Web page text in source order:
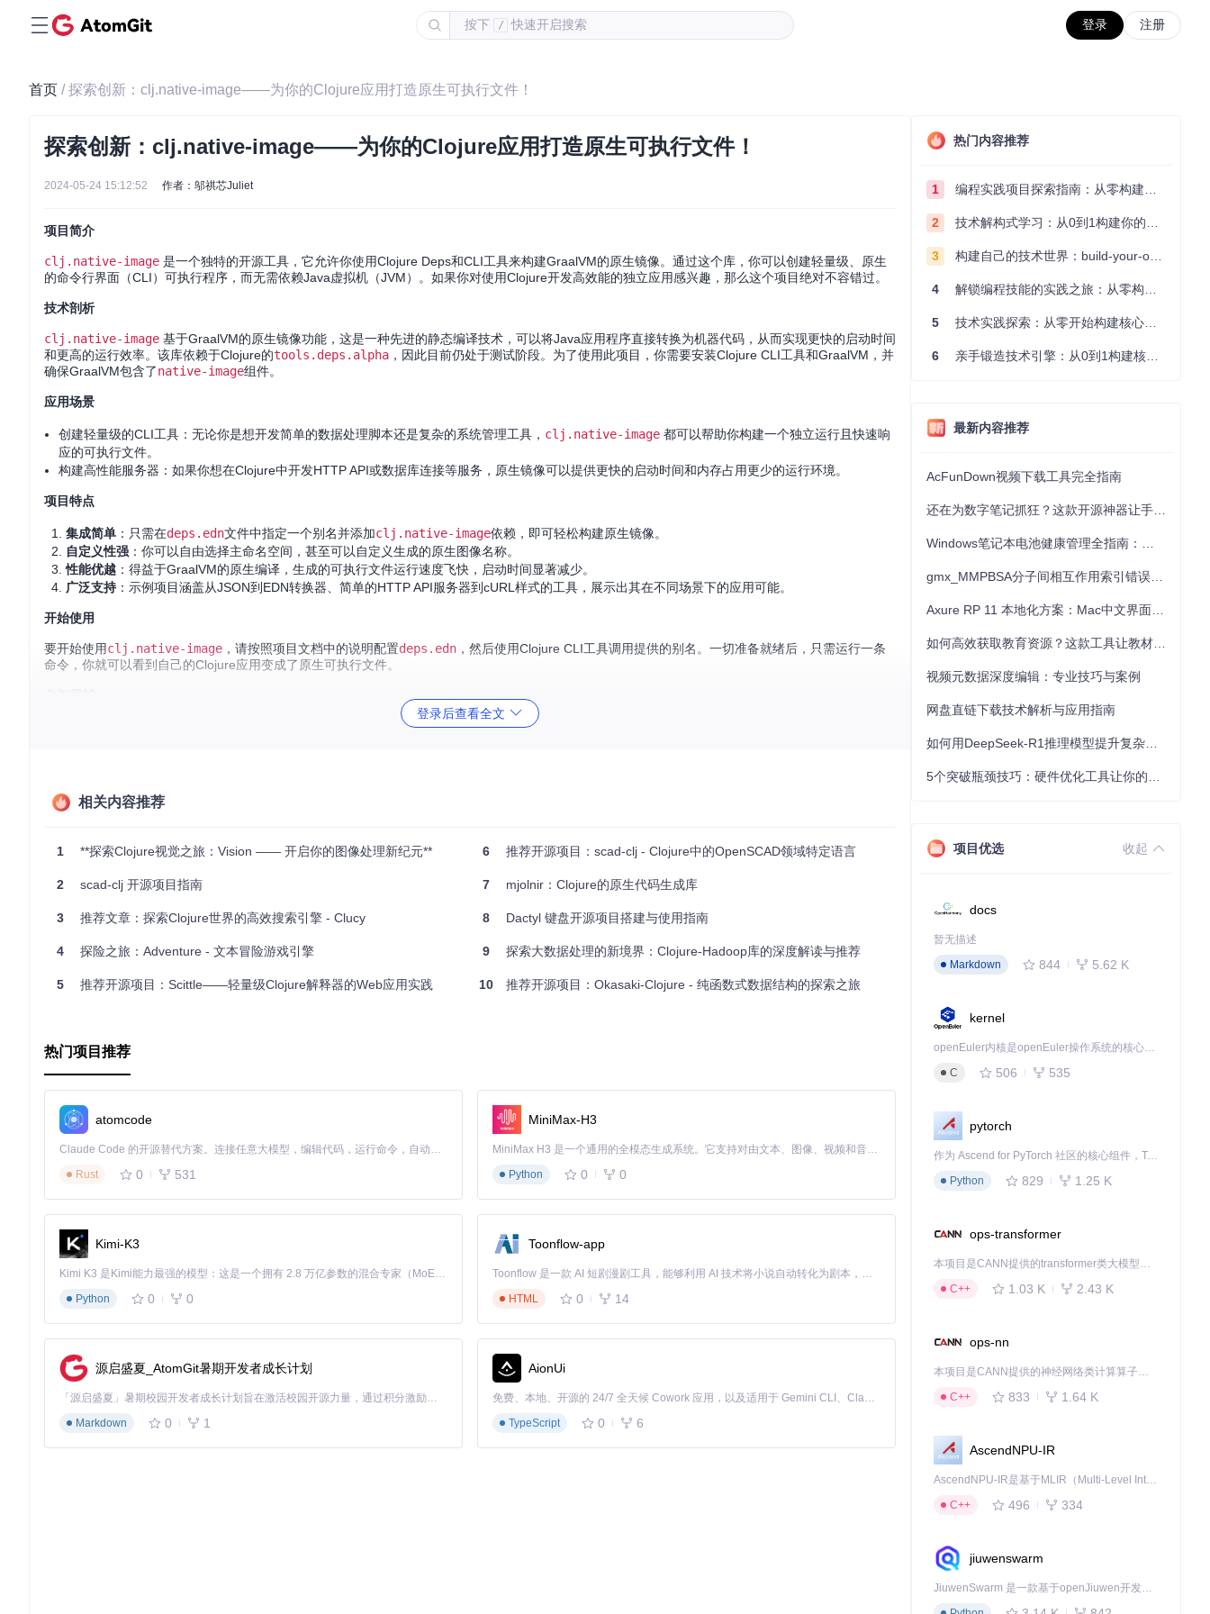
按下 / 快速开启搜索 登录 注册
首页 / 探索创新：clj.native-image——为你的Clojure应用打造原生可执行文件！
探索创新：clj.native-image——为你的Clojure应用打造原生可执行文件！
2024-05-24 15:12:52 作者：邬祺芯Juliet
项目简介
clj.native-image 是一个独特的开源工具，它允许你使用Clojure Deps和CLI工具来构建GraalVM的原生镜像。通过这个库，你可以创建轻量级、原生
的命令行界面（CLI）可执行程序，而无需依赖Java虚拟机（JVM）。如果你对使用Clojure开发高效能的独立应用感兴趣，那么这个项目绝对不容错过。
技术剖析
clj.native-image 基于GraalVM的原生镜像功能，这是一种先进的静态编译技术，可以将Java应用程序直接转换为机器代码，从而实现更快的启动时间
和更高的运行效率。该库依赖于Clojure的tools.deps.alpha ，因此目前仍处于测试阶段。为了使用此项目，你需要安装Clojure CLI工具和GraalVM，并
确保GraalVM包含了native-image组件。
应用场景
创建轻量级的CLI工具：无论你是想开发简单的数据处理脚本还是复杂的系统管理工具， clj.native-image 都可以帮助你构建一个独立运行且快速响
应的可执行文件。
构建高性能服务器：如果你想在Clojure中开发HTTP API或数据库连接等服务，原生镜像可以提供更快的启动时间和内存占用更少的运行环境。
项目特点
集成简单 ：只需在deps.edn文件中指定一个别名并添加clj.native-image依赖，即可轻松构建原生镜像。
自定义性强 ：你可以自由选择主命名空间，甚至可以自定义生成的原生图像名称。
性能优越 ：得益于GraalVM的原生编译，生成的可执行文件运行速度飞快，启动时间显著减少。
广泛支持 ：示例项目涵盖从JSON到EDN转换器、简单的HTTP API服务器到cURL样式的工具，展示出其在不同场景下的应用可能。
开始使用
要开始使用clj.native-image ，请按照项目文档中的说明配置deps.edn ，然后使用Clojure CLI工具调用提供的别名。一切准备就绪后，只需运行一条
命令，你就可以看到自己的Clojure应用变成了原生可执行文件。
如果你有任何问题、建议或者想要贡献代码，请访问项目仓库并提交Issue或Pull Request。让我们一起使
登录后查看全文
相关内容推荐
1 **探索Clojure视觉之旅：Vision —— 开启你的图像处理新纪元**
2 scad-clj 开源项目指南
3 推荐文章：探索Clojure世界的高效搜索引擎 - Clucy
4 探险之旅：Adventure - 文本冒险游戏引擎
5 推荐开源项目：Scittle——轻量级Clojure解释器的Web应用实践
6 推荐开源项目：scad-clj - Clojure中的OpenSCAD领域特定语言
7 mjolnir：Clojure的原生代码生成库
8 Dactyl 键盘开源项目搭建与使用指南
9 探索大数据处理的新境界：Clojure-Hadoop库的深度解读与推荐
10 推荐开源项目：Okasaki-Clojure - 纯函数式数据结构的探索之旅
热门项目推荐
atomcode
Claude Code 的开源替代方案。连接任意大模型，编辑代码，运行命令，自动验证 — 全自动执行。用 Rust 构建，极致性能。 ｜ An open-source alternative to Claude Code. Connect any LLM, edit code, run commands, and verify changes — autonomously. Built in Rust for speed. Get Started
Rust
0 531
MiniMax-H3
MiniMax H3 是一个通用的全模态生成系统。它支持对由文本、图像、视频和音频组成的多模态上下文进行统一理解，并能生成分辨率高达 2K、时长可达 15 秒的带原生立体声音频的视频。得益于面向任务泛化的系统设计，H3 在预训练阶段就已具备广泛的多模态上下文理解与生成能力，能够出色地执行复杂的多模态指令。
Python
0 0
Kimi-K3
Kimi K3 是Kimi能力最强的模型：这是一个拥有 2.8 万亿参数的混合专家（MoE）模型，具备原生视觉理解能力，并支持 100 万 token 的上下文窗口。
Python
0 0
Toonflow-app
Toonflow 是一款 AI 短剧漫剧工具，能够利用 AI 技术将小说自动转化为剧本，并结合 AI 生成的图片和视频，实现高效的短剧创作。借助 Toonflow，可以轻松完成从文字到影像的全流程，让短剧制作变得更加智能与便捷。
HTML
0 14
源启盛夏_AtomGit暑期开发者成长计划
「源启盛夏」暑期校园开发者成长计划旨在激活校园开源力量，通过积分激励、认证扶持、资源倾斜等形式，引导高校组织和开发者完成「入驻 — 建项目 — 做贡献 — 获认证 — 得资源」的完整闭环。无论你是想带领社团入驻平台的组织者，还是希望用代码贡献证明自己的开发者，都能在这里找到属于你的成长路径。
Markdown
0 1
AionUi
免费、本地、开源的 24/7 全天候 Cowork 应用，以及适用于 Gemini CLI、Claude Code、Codex、OpenCode、Qwen Code、Goose CLI、Auggie 等的 OpenClaw | 🌟 喜欢就点star吧
TypeScript
0 6
热门内容推荐
1 编程实践项目探索指南：从零构建技术能力体系
2 技术解构式学习：从0到1构建你的编程知识体系
3 构建自己的技术世界：build-your-own-x项目的实践探索指南
4 解锁编程技能的实践之旅：从零构建你的技术世界
5 技术实践探索：从零开始构建核心系统的实践指南
6 亲手锻造技术引擎：从0到1构建核心系统的实践指南
最新内容推荐
AcFunDown视频下载工具完全指南
视频元数据深度编辑：专业技巧与案例
网盘直链下载技术解析与应用指南
项目优选 收起
docs
暂无描述
Markdown
844 5.62 K
kernel
openEuler内核是openEuler操作系统的核心，既是系统性能与稳定性的基石，也是连接处理器、设备与服务的桥梁。
C
506 535
pytorch
作为 Ascend for PyTorch 社区的核心组件，TorchNPU 是昇腾专为 PyTorch 打造的深度学习适配插件，使 PyTorch 框架能够直接调用昇腾 NPU，为开发者提供昇腾 AI 处理器的超强算力。
Python
829 1.25 K
ops-transformer
本项目是CANN提供的transformer类大模型算子库，实现网络在NPU上加速计算。
C++
1.03 K 2.43 K
ops-nn
本项目是CANN提供的神经网络类计算算子库，实现网络在NPU上加速计算。
C++
833 1.64 K
AscendNPU-IR
AscendNPU-IR是基于MLIR（Multi-Level Intermediate Representation）构建的，面向昇腾亲和算子编译时使用的中间表示，提供昇腾完备表达能力，通过编译优化提升昇腾AI处理器计算效率，支持通过生态框架使能昇腾AI处理器与深度调优
C++
496 334
jiuwenswarm
JiuwenSwarm 是一款基于openJiuwen开发的智能AI Agent，它能够将大语言模型的强大能力，通过你日常使用的各类通讯应用，直接延伸至你的指尖。